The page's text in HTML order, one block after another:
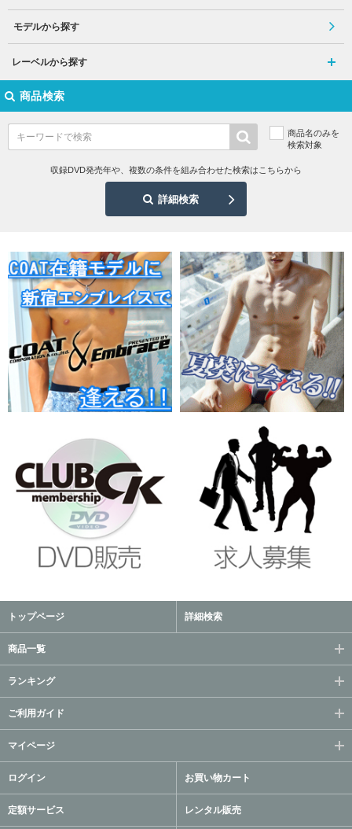
モデルから探す
レーベルから探す
商品検索
商品名のみを
検索対象
収録DVD発売年や、複数の条件を組み合わせた検索はこちらから
詳細検索
トップページ 詳細検索
商品一覧
ランキング
ご利用ガイド
マイページ
ログイン お買い物カート
定額サービス レンタル販売